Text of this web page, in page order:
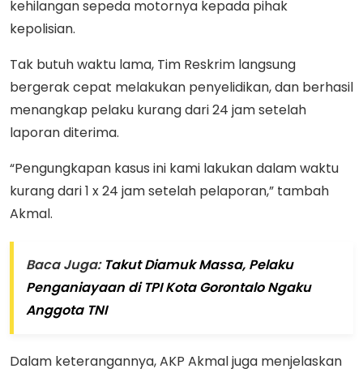
kehilangan sepeda motornya kepada pihak
kepolisian.
Tak butuh waktu lama, Tim Reskrim langsung
bergerak cepat melakukan penyelidikan, dan berhasil
menangkap pelaku kurang dari 24 jam setelah
laporan diterima.
“Pengungkapan kasus ini kami lakukan dalam waktu
kurang dari 1 x 24 jam setelah pelaporan,” tambah
Akmal.
Baca Juga: Takut Diamuk Massa, Pelaku
Penganiayaan di TPI Kota Gorontalo Ngaku
Anggota TNI
Dalam keterangannya, AKP Akmal juga menjelaskan